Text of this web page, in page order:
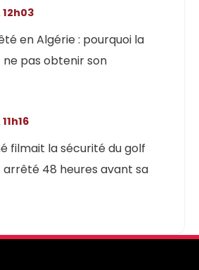
en Algérie : pourquoi la
pas obtenir son
12h03
filmait la sécurité du golf
arrêté 48 heures avant sa